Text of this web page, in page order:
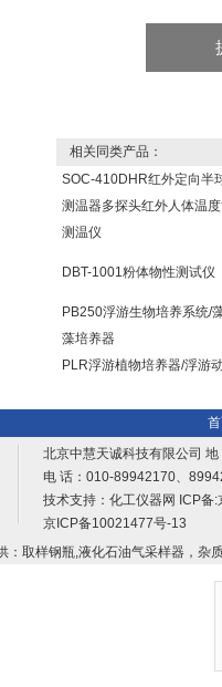
相关同类产品：
SOC-410DHR红外定向半
测温器多探头红外人体温
测温仪
DBT-1001粉体物性测试仪
PB250浮游生物培养系统/
藻培养器
PLR浮游植物培养器/浮游
北京中慧天诚科技有限公司
电 话：010-89942170、
技术支持： 化工仪器网 ICP备:
京ICP备10021477号-13
取样钢瓶,液化石油气采样器，杂